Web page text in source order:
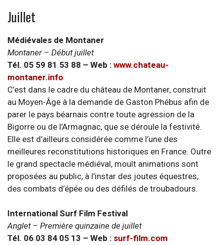
Juillet
Médiévales de Montaner
Montaner – Début juillet
Tél. 05 59 81 53 88 – Web : www.chateau-
montaner.info
C’est dans le cadre du château de Montaner, construit
au Moyen-Âge à la demande de Gaston Phébus afin de
parer le pays béarnais contre toute agression de la
Bigorre ou de l’Armagnac, que se déroule la festivité.
Elle est d’ailleurs considérée comme l’une des
meilleures reconstitutions historiques en France. Outre
le grand spectacle médiéval, moult animations sont
proposées au public, à l’instar des joutes équestres,
des combats d’épée ou des défilés de troubadours.
International Surf Film Festival
Anglet – Première quinzaine de juillet
Tél. 06 03 84 05 13 – Web : surf-film.com